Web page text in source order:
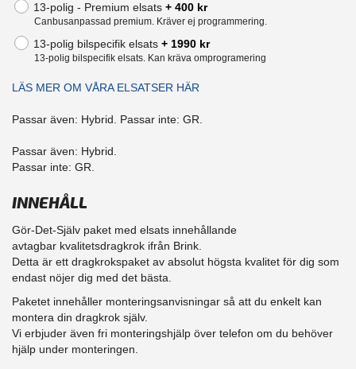
13-polig - Premium elsats + 400 kr
Canbusanpassad premium. Kräver ej programmering.
13-polig bilspecifik elsats + 1990 kr
13-polig bilspecifik elsats. Kan kräva omprogramering
LÄS MER OM VÅRA ELSATSER HÄR
Passar även: Hybrid. Passar inte: GR.
Passar även: Hybrid.
Passar inte: GR.
INNEHÅLL
Gör-Det-Själv paket med elsats innehållande
avtagbar kvalitetsdragkrok ifrån Brink.
Detta är ett dragkrokspaket av absolut högsta kvalitet för dig som
endast nöjer dig med det bästa.
Paketet innehåller monteringsanvisningar så att du enkelt kan
montera din dragkrok själv.
Vi erbjuder även fri monteringshjälp över telefon om du behöver
hjälp under monteringen.